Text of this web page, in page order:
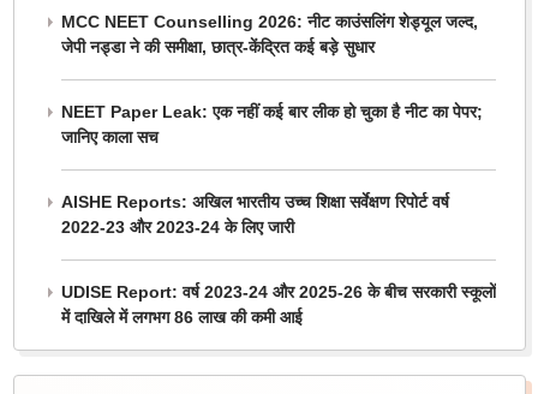
MCC NEET Counselling 2026: नीट काउंसलिंग शेड्यूल जल्द,
जेपी नड्डा ने की समीक्षा, छात्र-केंद्रित कई बड़े सुधार
NEET Paper Leak: एक नहीं कई बार लीक हो चुका है नीट का पेपर;
जानिए काला सच
AISHE Reports: अखिल भारतीय उच्च शिक्षा सर्वेक्षण रिपोर्ट वर्ष
2022-23 और 2023-24 के लिए जारी
UDISE Report: वर्ष 2023-24 और 2025-26 के बीच सरकारी स्कूलों
में दाखिले में लगभग 86 लाख की कमी आई